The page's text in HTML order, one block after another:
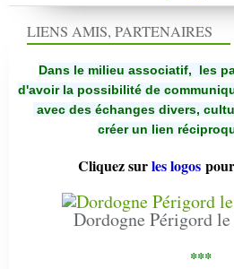
LIENS AMIS, PARTENAIRES
Dans le milieu associatif, les
d'avoir la possibilité de
avec des échanges divers,
créer un lien
Cliquez surles logos
Dordogne Périgord
***